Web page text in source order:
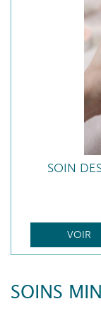
SOIN
VOIR
SOINS